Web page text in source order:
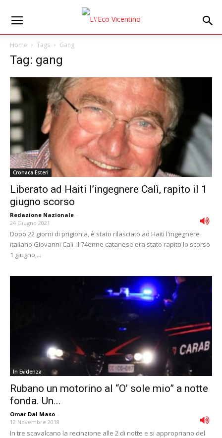
Home Tags Gang
Tag: gang
Cronaca Esteri
Liberato ad Haiti l’ingegnere Calì, rapito il 1
giugno scorso
Redazione Nazionale -
24 Giugno 2021
Dopo 22 giorni di prigionia, è stato rilasciato ad Haiti l'ingegnere
italiano Giovanni Calì. Il 74enne catanese era stato rapito lo scorso
1 giugno,...
In Evidenza
Rubano un motorino al “O’ sole mio” a notte
fonda. Un...
Omar Dal Maso -
12 Novembre 2018
In tre scavalcano la recinzione alle 2 di notte e si appropriano del